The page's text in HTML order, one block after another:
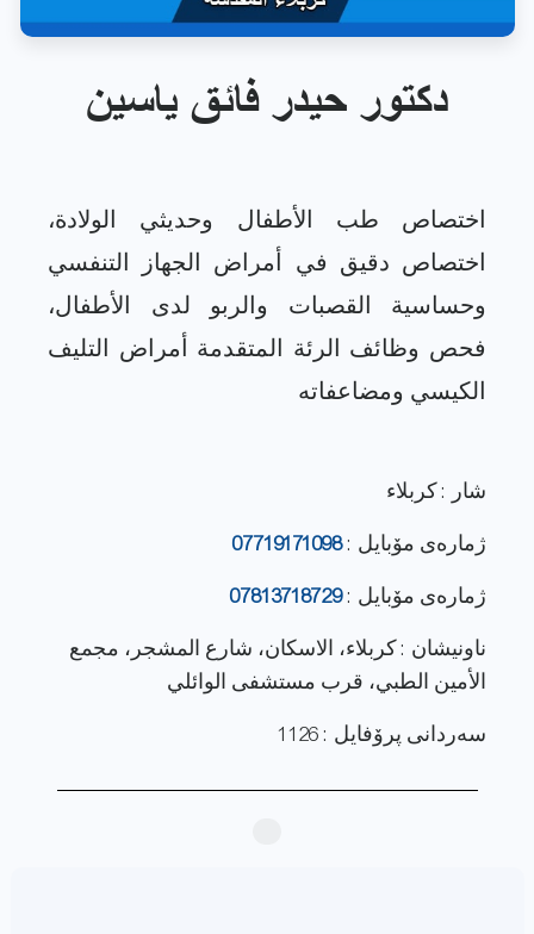
دكتور حيدر فائق ياسين
اختصاص طب الأطفال وحديثي الولادة،
اختصاص دقيق في أمراض الجهاز التنفسي
وحساسية القصبات والربو لدى الأطفال،
فحص وظائف الرئة المتقدمة أمراض التليف
شار : كربلاء
ژماره‌ی مۆبایل :07719171098
ژماره‌ی مۆبایل :07813718729
ناونيشان : كربلاء، الاسكان، شارع المشجر، مجمع
الأمين الطبي، قرب مستشفى الوائلي
سەردانی پرۆفایل : 1126